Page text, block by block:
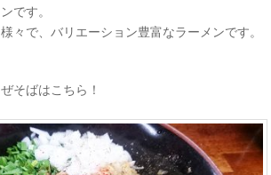
です。
々で、バリエーション豊富なラーメンです。
そばはこちら！